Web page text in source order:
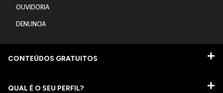
OUVIDORIA
DENUNCIA
CONTEÚDOS GRATUITOS
QUAL É O SEU PERFIL?